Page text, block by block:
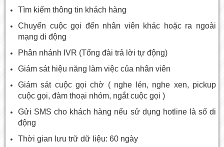
Tìm kiếm thông tin khách hàng
Chuyển cuộc gọi đến nhân viên khác hoặc ra ngoài
mạng di động
Phân nhánh IVR (Tổng đài trả lời tự động)
Giám sát hiệu năng làm việc của nhân viên
Giám sát cuộc gọi chờ ( nghe lén, nghe xen, pickup
cuộc gọi, đàm thoại nhóm, ngắt cuộc gọi )
Gửi SMS cho khách hàng nếu sử dụng hotline là số di
động
Thời gian lưu trữ dữ liệu: 60 ngày